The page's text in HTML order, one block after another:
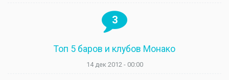
3
Топ 5 баров и клубов Монако
14 дек 2012 - 00:00